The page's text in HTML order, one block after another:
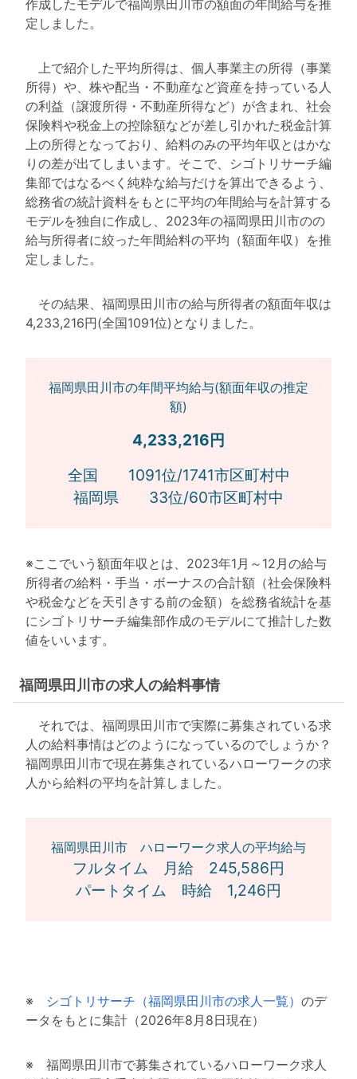
作成したモデルで福岡県田川市の額面の年間給与を推
定しました。
上で紹介した平均所得は、個人事業主の所得（事業
所得）や、株や配当・不動産など資産を持っている人
の利益（譲渡所得・不動産所得など）が含まれ、社会
保険料や税金上の控除額などが差し引かれた税金計算
上の所得となっており、給料のみの平均年収とはかな
りの差が出てしまいます。そこで、シゴトリサーチ編
集部ではなるべく純粋な給与だけを算出できるよう、
総務省の統計資料をもとに平均の年間給与を計算する
モデルを独自に作成し、2023年の福岡県田川市のの
給与所得者に絞った年間給料の平均（額面年収）を推
定しました。
その結果、福岡県田川市の給与所得者の額面年収は
4,233,216円(全国1091位)となりました。
福岡県田川市の年間平均給与(額面年収の推定
額)
4,233,216円
全国 1091位/1741市区町村中
福岡県 33位/60市区町村中
※ここでいう額面年収とは、2023年1月～12月の給与
所得者の給料・手当・ボーナスの合計額（社会保険料
や税金などを天引きする前の金額）を総務省統計を基
にシゴトリサーチ編集部作成のモデルにて推計した数
値をいいます。
福岡県田川市の求人の給料事情
それでは、福岡県田川市で実際に募集されている求
人の給料事情はどのようになっているのでしょうか？
福岡県田川市で現在募集されているハローワークの求
人から給料の平均を計算しました。
福岡県田川市 ハローワーク求人の平均給与
フルタイム 月給 245,586円
パートタイム 時給 1,246円
※ シゴトリサーチ（福岡県田川市の求人一覧） のデ
ータをもとに集計（2026年8月8日現在）
※ 福岡県田川市で募集されているハローワーク求人